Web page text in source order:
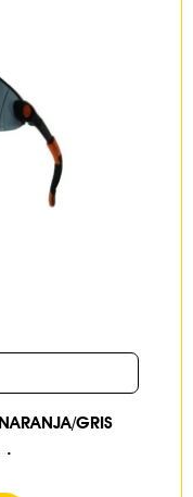
GRIS
.